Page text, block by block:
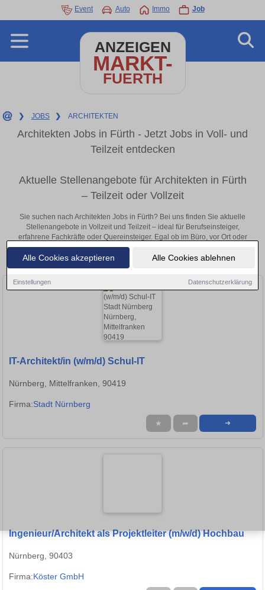
Alle Cookies akzeptieren Alle Cookies ablehnen
Einstellungen Datenschutzerklärung
Event Auto Immo Job
ANZEIGEN
MARKT-
FUERTH
❯ JOBS ❯ ARCHITEKTEN
Architekten Jobs in Fürth - Jetzt Jobs in Voll- und
Teilzeit entdecken
Aktuelle Stellenangebote für Architekten in Fürth
– Teilzeit oder Vollzeit
Sie suchen nach Architekten Jobs in Fürth? Bei uns finden Sie aktuelle
Stellenangebote in Vollzeit und Teilzeit – ideal für Berufseinsteiger,
erfahrene Fachkräfte oder Quereinsteiger. Egal ob im Büro, vor Ort oder
remote: Entdecken Sie jetzt neue Chancen in Ihrer Region und
bewerben Sie sich direkt auf passende Architekten-Stellen in Fürth!
IT-Architekt/in (w/m/d) Schul-IT
Nürnberg, Mittelfranken, 90419
Firma:Stadt Nürnberg
★ ➦ ➜
Ingenieur/Architekt als Projektleiter (m/w/d) Hochbau
Nürnberg, 90403
Firma:Köster GmbH